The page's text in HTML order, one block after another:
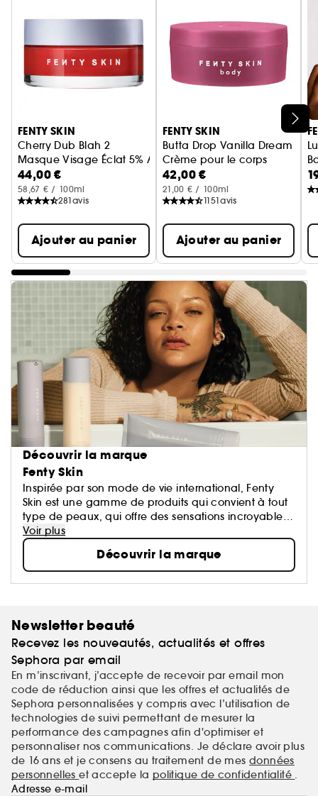
FENTY SKIN
Cherry Dub Blah 2
Masque Visage Éclat 5% AHA
44,00 €
58,67 € / 100ml
281avis
Ajouter au panier
FENTY SKIN
Butta Drop Vanilla Dream
Crème pour le corps
42,00 €
21,00 € / 100ml
1151avis
Ajouter au panier
Découvrir la marque
Fenty Skin
Inspirée par son mode de vie international, Fenty
Skin est une gamme de produits qui convient à tout
type de peaux, qui offre des sensations incroyables,
et qui vous font vous sentir bien. C'est fait pour tout le
monde, et même vous les gars ! Rejoignez la
nouvelle culture des soins de la peau
Voir plus
Découvrir la marque
Newsletter beauté
Recevez les nouveautés, actualités et offres
Sephora par email
En m’inscrivant, j’accepte de recevoir par email mon
code de réduction ainsi que les offres et actualités de
Sephora personnalisées y compris avec l’utilisation de
technologies de suivi permettant de mesurer la
performance des campagnes afin d'optimiser et
personnaliser nos communications. Je déclare avoir plus
de 16 ans et je consens au traitement de mes données
personnelleset accepte la politique de confidentialité .
Adresse e-mail